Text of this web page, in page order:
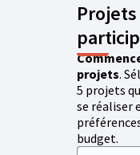
projets.
5 projets
se réaliser
budget.